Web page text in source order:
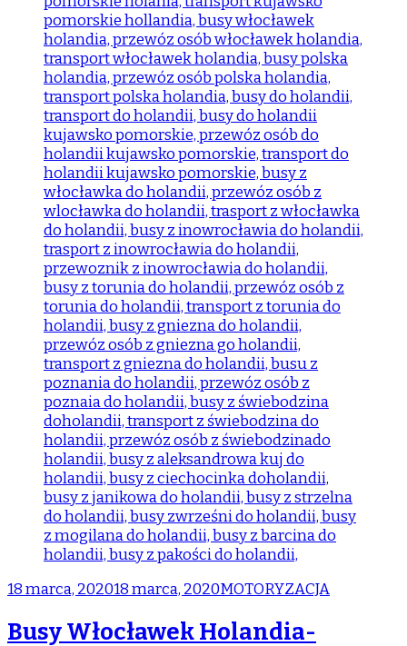
18 marca, 202018 marca, 2020MOTORYZACJA
Busy Włocławek Holandia-